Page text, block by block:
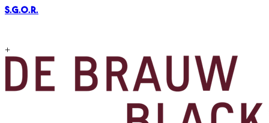
S.G.O.R.
+